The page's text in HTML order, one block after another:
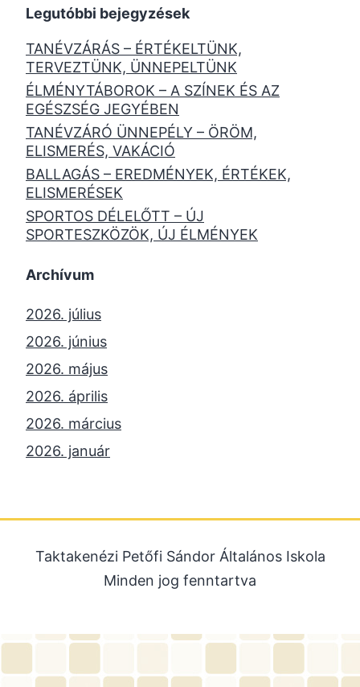
Legutóbbi bejegyzések
TANÉVZÁRÁS – ÉRTÉKELTÜNK,
TERVEZTÜNK, ÜNNEPELTÜNK
ÉLMÉNYTÁBOROK – A SZÍNEK ÉS AZ
EGÉSZSÉG JEGYÉBEN
TANÉVZÁRÓ ÜNNEPÉLY – ÖRÖM,
ELISMERÉS, VAKÁCIÓ
BALLAGÁS – EREDMÉNYEK, ÉRTÉKEK,
ELISMERÉSEK
SPORTOS DÉLELŐTT – ÚJ
SPORTESZKÖZÖK, ÚJ ÉLMÉNYEK
Archívum
2026. július
2026. június
2026. május
2026. április
2026. március
2026. január
2025. július
2025. június
2025. április
2025. március
Taktakenézi Petőfi Sándor Általános Iskola
Minden jog fenntartva